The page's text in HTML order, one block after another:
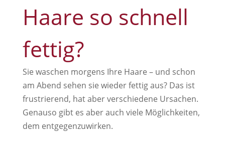
Haare so schnell
fettig?
Sie waschen morgens Ihre Haare – und schon
am Abend sehen sie wieder fettig aus? Das ist
frustrierend, hat aber verschiedene Ursachen.
Genauso gibt es aber auch viele Möglichkeiten,
dem entgegenzuwirken.